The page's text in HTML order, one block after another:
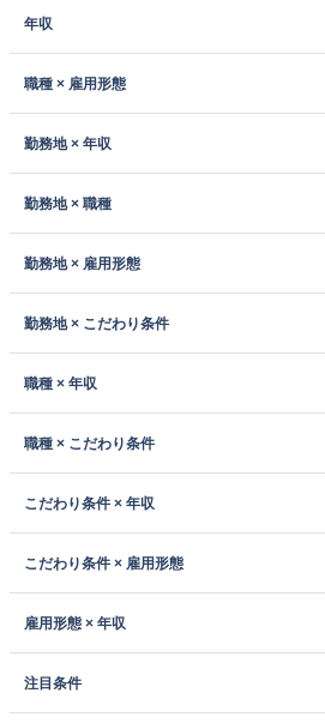
年収
職種 × 雇用形態
勤務地 × 年収
勤務地 × 職種
勤務地 × 雇用形態
勤務地 × こだわり条件
職種 × 年収
職種 × こだわり条件
こだわり条件 × 年収
こだわり条件 × 雇用形態
雇用形態 × 年収
注目条件